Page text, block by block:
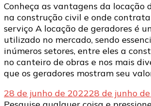
Conheça as vantagens da locação
na construção civil e onde
serviço A locação de geradores é
utilizado no mercado, sendo
inúmeros setores, entre eles a
no canteiro de obras e nos mais
que os geradores mostram seu
28 de junho de 202228 de junho